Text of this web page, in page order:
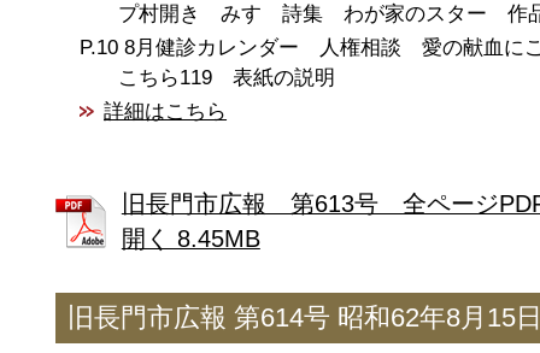
プ村開き みすゞ詩集 わが家のスター 作
8月健診カレンダー 人権相談 愛の献血
こちら119 表紙の説明
詳細はこちら
旧長門市広報 第613号 全ページ
開く 8.45MB
旧長門市広報 第614号 昭和62年8月15